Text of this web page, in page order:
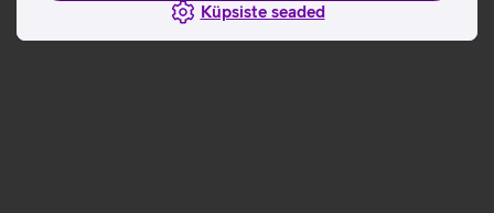
Küpsiste seaded